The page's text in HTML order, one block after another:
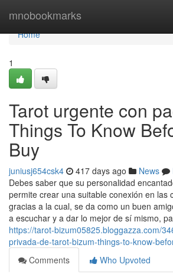
mnobookmarks
Home
Home
1
Tarot urgente con
Things To Know
Buy
juniusj654csk4 417 days ago News
Debes saber que su personalidad
permite crear una suitable conexión en las
gracias a la cual, se da como un buen
a escuchar y a dar lo mejor de sí mismo,
https://tarot-bizum05825.bloggazza.com/
privada-de-tarot-bizum-things-to-know-
Comments
Who Upvoted